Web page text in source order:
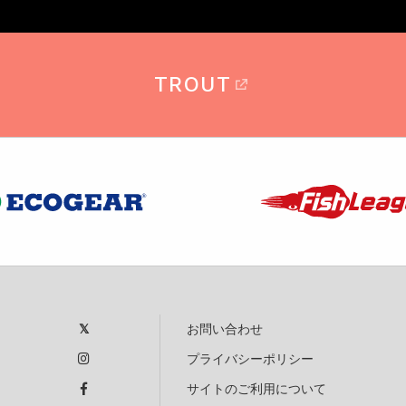
TROUT
お問い合わせ
プライバシーポリシー
サイトのご利用について